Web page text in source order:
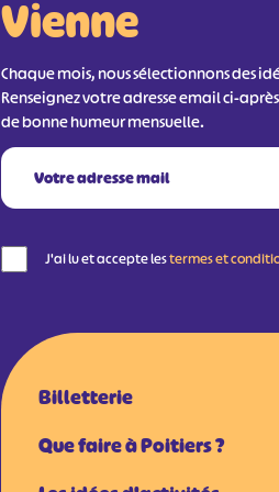
Vienne
Chaque mois, nous sélectionnons des
Renseignez votre adresse email ci-
de bonne humeur mensuelle.
J'ai lu et accepte lestermes et
Billetterie
Que faire à Poitiers ?